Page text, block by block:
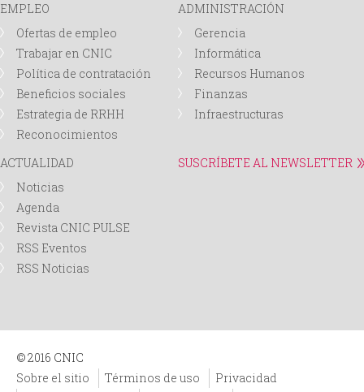
EMPLEO
Ofertas de empleo
Trabajar en CNIC
Política de contratación
Beneficios sociales
Estrategia de RRHH
Reconocimientos
ADMINISTRACIÓN
Gerencia
Informática
Recursos Humanos
Finanzas
Infraestructuras
ACTUALIDAD
Noticias
Agenda
Revista CNIC PULSE
RSS Eventos
RSS Noticias
SUSCRÍBETE AL NEWSLETTER
© 2016 CNIC
Sobre el sitio
Términos de uso
Privacidad